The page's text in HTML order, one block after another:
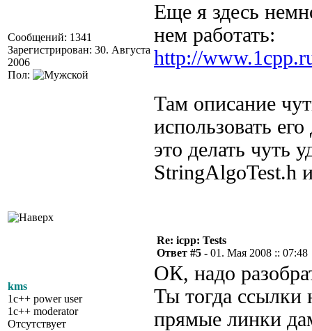
Сообщений: 1341
Зарегистрирован: 30. Августа
2006
Пол:
Еще я здесь
нем работать:
http://
Там описание
использовать
это делать чуть
StringAlgoTest.h
kms
1c++ power user
1c++ moderator
Отсутствует
Re: icpp: Tests
Ответ #5 - 01. Мая 2008 :: 07:48
ОК, надо
Ты тогда ссылки
прямые линки